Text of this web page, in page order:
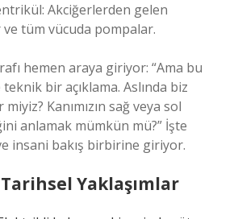
Akciğerlerden gelen
ve tüm vücuda pompalar.
hemen araya giriyor: “Ama bu
teknik bir açıklama. Aslında biz
Kanımızın sağ veya sol
anlamak mümkün mü?” İşte
insani bakış birbirine giriyor.
Yaklaşımlar